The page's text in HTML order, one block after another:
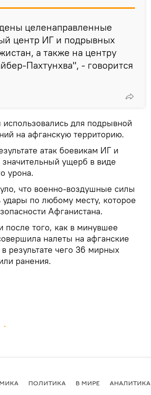
целенаправленные
центр ИГ и подрывных
а также на центру
Пахтунхва", - говорится
для подрывной
на афганскую территорию.
атак боевикам ИГ и
ущерб в виде
урона.
что военно-воздушные силы
по любому месту, которое
Афганистана.
после того, как в минувшее
налеты на афганские
результате чего 36 мирных
ранения.
ПОЛИТИКА В МИРЕ АНАЛИТИКА